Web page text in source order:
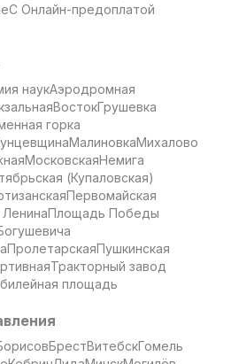
С Онлайн-предоплатой
наукАэродромная
ВостокГрушевка
горка
МалиновкаМихалово
МосковскаяНемига
(Купаловская)
Первомайская
Площадь Победы
ПролетарскаяПушкинская
Тракторный завод
площадь
БрестВитебскГомель